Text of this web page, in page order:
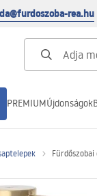
rea.hu
PREMIUMÚjdonságok
Fürdőszobai